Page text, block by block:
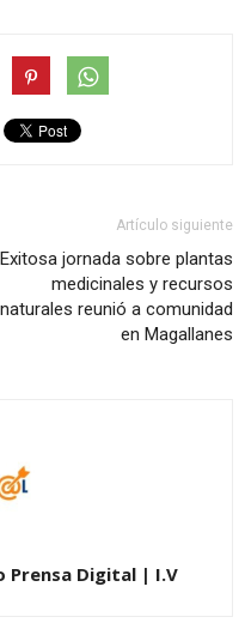
Artículo siguiente
Exitosa jornada sobre plantas
medicinales y recursos
naturales reunió a comunidad
en Magallanes
Prensa Digital | I.V